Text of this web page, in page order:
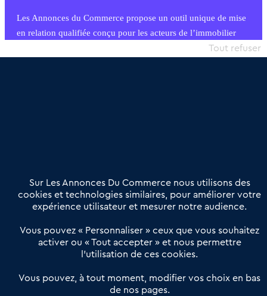
Les Annonces du Commerce propose un outil unique de mise
en relation qualifiée conçu pour les acteurs de l’immobilier
commercial et les collectivités territoriales, simple et intégrant
Offres Pro
Actualités
Qui sommes nous ?
Derniers articles
Réseau 3C : un partenaire national dédié aux transactions
Petitscommerces : Un partenariat au service du commerce de
proximité et des territoires
Sur Les Annonces Du Commerce nous utilisons des
cookies et technologies similaires, pour améliorer votre
expérience utilisateur et mesurer notre audience.
Vous pouvez « Personnaliser » ceux que vous souhaitez
activer ou « Tout accepter » et nous permettre
l’utilisation de ces cookies.
Vous pouvez, à tout moment, modifier vos choix en bas
de nos pages.
Tout refuser